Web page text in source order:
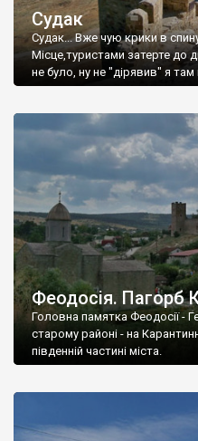
Судак
Судак... Вже чую крики в
Місце,туристами затерте
не було, ну не "дірявив" я там
Феодосія. Пагорб
Головна памятка Феодосії -
старому районі - на
південній частині міста.